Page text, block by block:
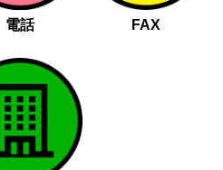
保護にために必要がある場合であっ
困難であるとき
健全な育成の推進のために特に必要
の同意を得る事が困難であるとき
団体又はその委託を受けた者が法令
とに対して協力する必要がある場合
ることによって当該事務の遂行に支
電話 FAX